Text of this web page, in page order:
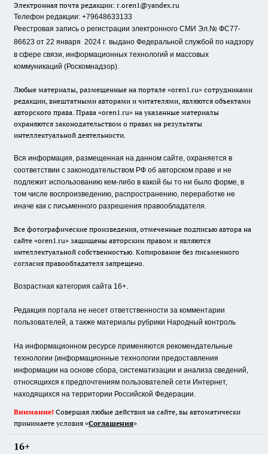
Электронная почта редакции: r.oren1@yandex.ru
Телефон редакции: +79648633133
Реестровая запись о регистрации электронного СМИ Эл.№ ФС77-
86623 от 22 января 2024 г. выдано Федеральной службой по надзору
в сфере связи, информационных технологий и массовых
коммуникаций (Роскомнадзор).
Любые материалы, размещенные на портале «oren1.ru» сотрудниками
редакции, внештатными авторами и читателями, являются объектами
авторского права. Права «oren1.ru» на указанные материалы
охраняются законодательством о правах на результаты
интеллектуальной деятельности.
Вся информация, размещенная на данном сайте, охраняется в
соответствии с законодательством РФ об авторском праве и не
подлежит использованию кем-либо в какой бы то ни было форме, в
том числе воспроизведению, распространению, переработке не
иначе как с письменного разрешения правообладателя.
Все фотографические произведения, отмеченные подписью автора на
сайте «oren1.ru» защищены авторским правом и являются
интеллектуальной собственностью. Копирование без письменного
согласия правообладателя запрещено.
Возрастная категория сайта 16+.
Редакция портала не несет ответственности за комментарии
пользователей, а также материалы рубрики Народный контроль
На информационном ресурсе применяются рекомендательные
технологии (информационные технологии предоставления
информации на основе сбора, систематизации и анализа сведений,
относящихся к предпочтениям пользователей сети Интернет,
находящихся на территории Российской Федерации.
Внимание! Совершая любые действия на сайте, вы автоматически
принимаете условия «Cоглашения»
16+